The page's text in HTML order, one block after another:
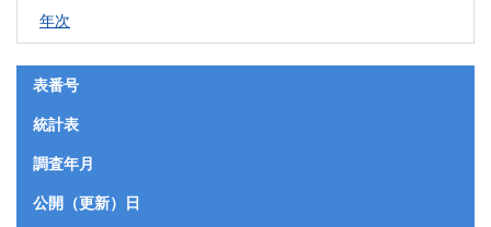
年次
表番号
統計表
調査年月
公開（更新）日